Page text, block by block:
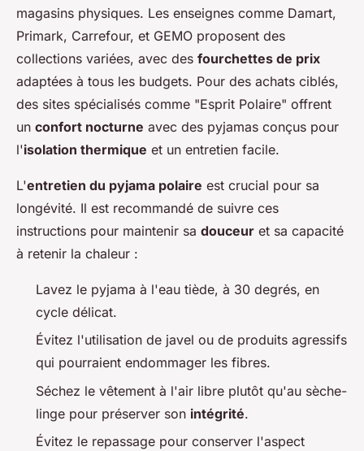
magasins physiques. Les enseignes comme Damart,
Primark, Carrefour, et GEMO proposent des
collections variées, avec des fourchettes de prix
adaptées à tous les budgets. Pour des achats ciblés,
des sites spécialisés comme "Esprit Polaire" offrent
un confort nocturne avec des pyjamas conçus pour
l'isolation thermique et un entretien facile.
L'entretien du pyjama polaire est crucial pour sa
longévité. Il est recommandé de suivre ces
instructions pour maintenir sa douceur et sa capacité
à retenir la chaleur :
Lavez le pyjama à l'eau tiède, à 30 degrés, en
cycle délicat.
Évitez l'utilisation de javel ou de produits agressifs
qui pourraient endommager les fibres.
Séchez le vêtement à l'air libre plutôt qu'au sèche-
linge pour préserver son intégrité.
Évitez le repassage pour conserver l'aspect